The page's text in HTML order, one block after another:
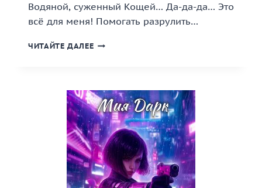
Водяной, суженный Кощей… Да-да-да… Это
всё для меня! Помогать разрулить…
ЧИТАЙТЕ ДАЛЕЕ «КАК
ТОБОЙ
ПО
ЛЕСУ
ВОДИЛ»
КНИГА